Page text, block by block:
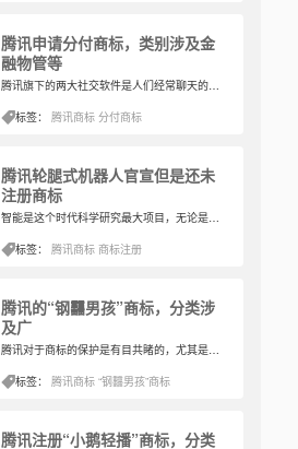
腾讯申请分付商标，类别涉及金
融物管等
腾讯旗下的两大社交软件是人们经常聊天的工具，人们几乎每天都要使用QQ或者微信，不同年龄阶段的人会对两种不同的社交软件有一种倾向，而现在，其实越来越多的人是渐渐开始频繁使用起微信了。
标签：腾讯商标 分付商标
腾讯轮腿式机器人官宣但是还未
注册商标
智能是这个时代科学研究最大项目，无论是哪一个品牌，都想着借助智能方便人们的生活以及生产，因为很多企业也都在集中企业的部分力量推进科技，尤其是涉足领域比较广的企业。
标签：腾讯商标 商标注册
腾讯的“钢䨻男孩”商标，分类涉
及广
腾讯对于商标的保护是有目共睹的，尤其是因为其涉及的范围其实很广，无论是社交聊天工具还是视频又或者是游戏，都处在腾讯需要保护的范围之内。腾讯自身对于知识产权也十分重视，这从很多次的商标注册还有纠纷中可以看出。
标签：腾讯商标 “钢䨻男孩”商标
腾讯注册“小鹅轻播”商标，分类